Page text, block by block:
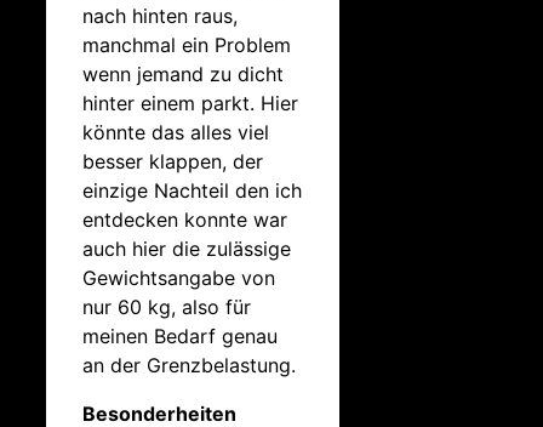
nach hinten raus,
manchmal ein Problem
wenn jemand zu dicht
hinter einem parkt. Hier
könnte das alles viel
besser klappen, der
einzige Nachteil den ich
entdecken konnte war
auch hier die zulässige
Gewichtsangabe von
nur 60 kg, also für
meinen Bedarf genau
an der Grenzbelastung.
Besonderheiten